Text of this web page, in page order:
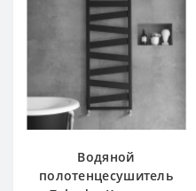
Водяной
полотенцесушитель